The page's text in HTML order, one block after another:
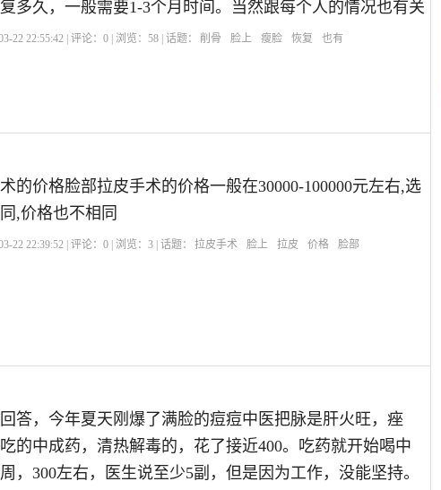
多久，一般需要1-3个月时间。当然跟每个人的情况也有关
22 22:55:42 | 评论：0 | 浏览：58 | 话题： 削骨 脸上 瘦脸 恢复 也有
的价格脸部拉皮手术的价格一般在30000-100000元左右,选
,价格也不相同
22 22:39:52 | 评论：0 | 浏览：3 | 话题： 拉皮手术 脸上 拉皮 价格 脸部
答，今年夏天刚爆了满脸的痘痘中医把脉是肝火旺，痤
的中成药，清热解毒的，花了接近400。吃药就开始喝中
，300左右，医生说至少5副，但是因为工作，没能坚持。